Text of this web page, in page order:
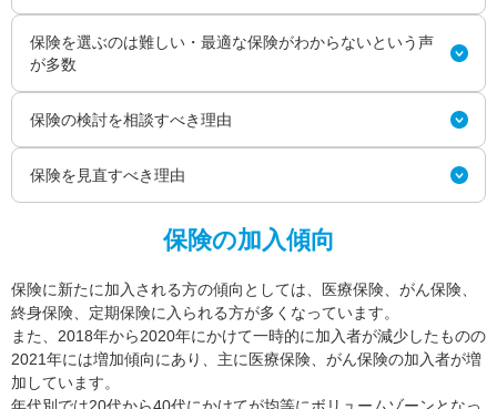
保険を選ぶのは難しい・最適な保険がわからないという声
が多数
保険の検討を相談すべき理由
保険を見直すべき理由
保険の加入傾向
保険に新たに加入される方の傾向としては、医療保険、がん保険、
終身保険、定期保険に入られる方が多くなっています。
また、2018年から2020年にかけて一時的に加入者が減少したものの
2021年には増加傾向にあり、主に医療保険、がん保険の加入者が増
加しています。